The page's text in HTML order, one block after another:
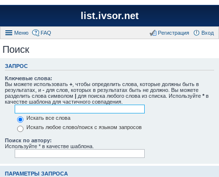
list.ivsor.net
Меню FAQ Вход
Регистрация
Поиск
ЗАПРОС
Ключевые слова:
Вы можете использовать + , чтобы определить слова, которые должны быть в
результатах, и - для слов, которых в результатах быть не должно. Вы можете
разделить слова символом | для поиска любого слова из списка. Используйте * в
качестве шаблона для частичного совпадения.
Искать все слова
Искать любое слово/поиск с языком запросов
Поиск по автору:
Используйте * в качестве шаблона.
ПАРАМЕТРЫ ЗАПРОСА